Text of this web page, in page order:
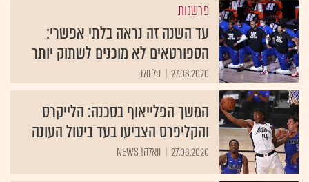
פרשנות
עד השנה זה נראה בלתי אפשרי:
הספורטאים לא מוכנים לשתוק יותר
27.08.2020 טל וולק
המשך הפלייאוף בסכנה: הלייקרס
והקליפרס הצביעו בעד ביטול העונה
27.08.2020 וואלה! NEWS